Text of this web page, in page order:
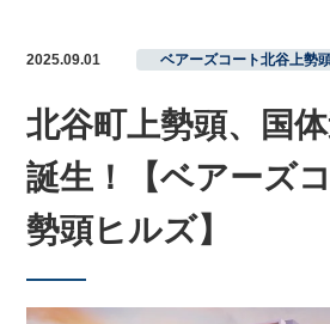
2025.09.01 ベアーズコート北谷上勢
北谷町上勢頭、国
誕生！【ベアーズ
勢頭ヒルズ】